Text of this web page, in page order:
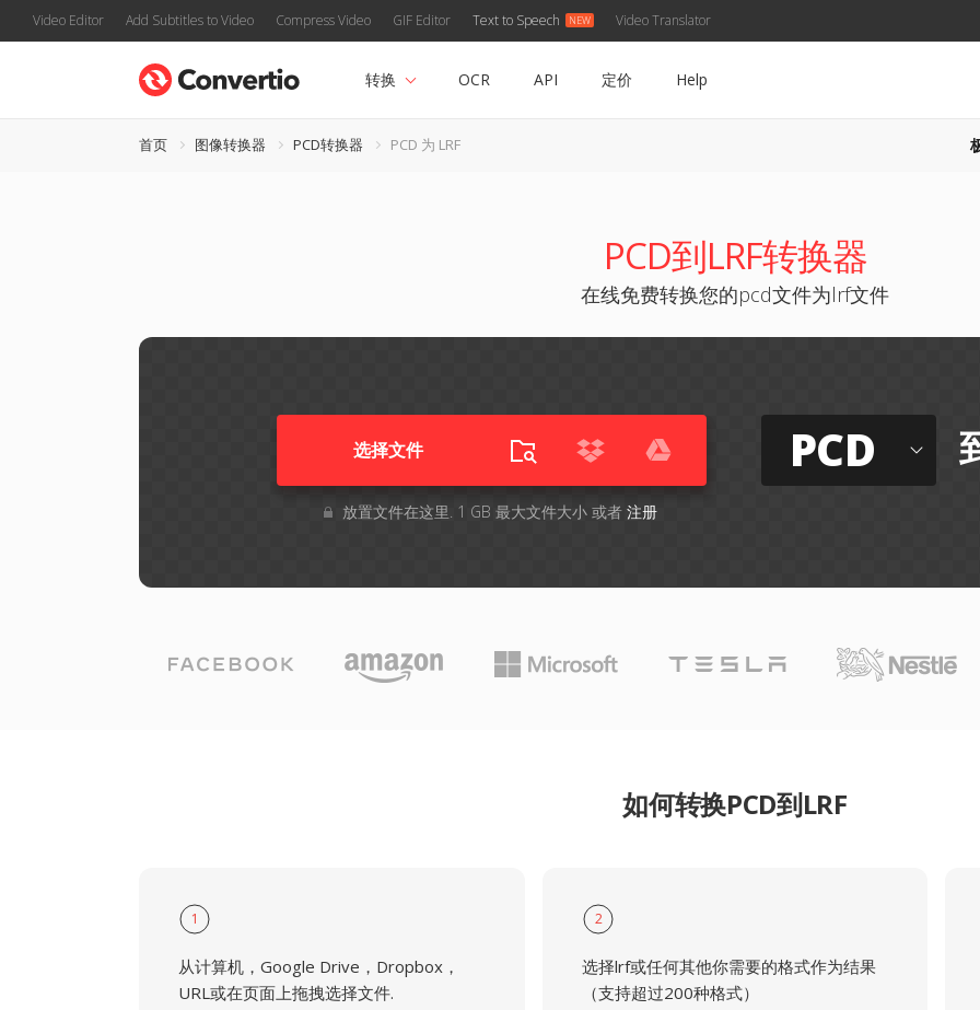
Video Editor Add Subtitles to Video Compress Video GIF Editor Text to Speech Video Translator
转换 OCR API 定价 Help
首页 图像转换器 PCD转换器 PCD 为 LRF
PCD到LRF转换器
在线免费转换您的pcd文件为lrf文件
选择文件
放置文件在这里. 1 GB 最大文件大小 或者 注册
PCD
如何转换PCD到LRF
1
从计算机，Google Drive，Dropbox，
URL或在页面上拖拽选择文件.
2
选择lrf或任何其他你需要的格式作为结果
（支持超过200种格式）